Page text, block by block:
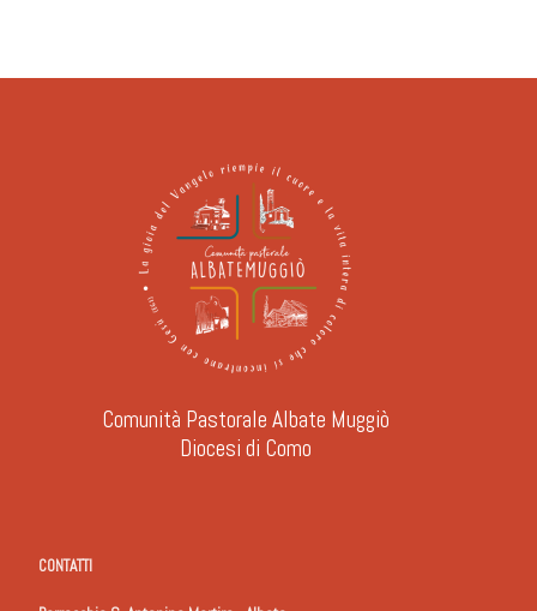
Comunità Pastorale Albate Muggiò
Diocesi di Como
CONTATTI